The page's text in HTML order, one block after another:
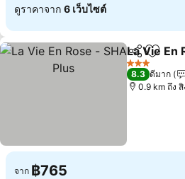
ดูราคาจาก 6 เว็บไซต์
แชร์ เพิ่มใ
La Vie En
3 ดาว
8.3 ดีมาก
0.9 km ถึง
จาก ฿765